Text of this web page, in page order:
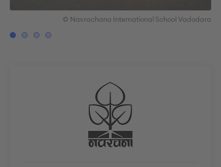
© Navrachana International School Vadodara